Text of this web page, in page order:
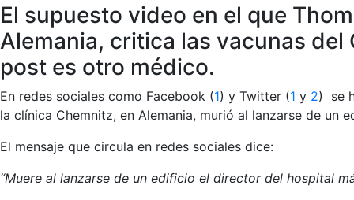
El supuesto video en el que
Alemania, critica las vacunas del
post es otro médico.
En redes sociales como Facebook (1) y Twitter (1 y 2) se
la clínica Chemnitz, en Alemania, murió al lanzarse de un
El mensaje que circula en redes sociales dice:
“Muere al lanzarse de un edificio el director del hospital